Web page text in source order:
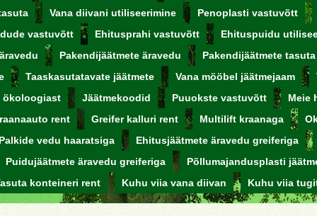
Vana diivani utiliseerimine
Penoplasti vastuvõtt
vastuvõtt
Ehitusprahi vastuvõtt
Ehituspuidu
Pakendijäätmete äravedu
Pakendijäätmete
Taaskasutatavate jäätmete Vana mööbel jäätmejaam
ökoloogiast
Jäätmekoodid Puuokste vastuvõtt
Meie
rent
Greifer kalluri rent Multilift kraanaga
vedu haaratsiga
Ehitusjäätmete äravedu greiferiga
Puidujäätmete äravedu greiferiga
Põllumajandusplasti
konteineri rent
Kuhu viia vana diivan Kuhu viia